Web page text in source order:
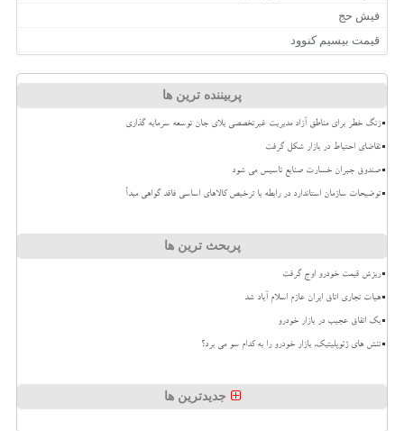
فیش حج
قیمت بیسیم کنوود
پربیننده ترین ها
زنگ خطر برای مناطق آزاد مدیریت غیرتخصصی بلای جان توسعه سرمایه گذاری
تقاضای احتیاط در بازار شکل گرفت
صندوق جبران خسارت صنایع تاسیس می شود
توضیحات سازمان استاندارد در رابطه با ترخیص کالاهای اساسی فاقد گواهی مبدأ
پربحث ترین ها
ریزش قیمت خودرو اوج گرفت
هیات تجاری اتاق ایران عازم اسلام آباد شد
بک اتفاق عجیب در بازار خودرو
تنش های ژئوپلیتیک، بازار خودرو را به کدام سو می برد؟
جدیدترین ها